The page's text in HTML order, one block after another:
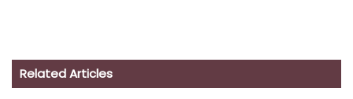
Related Articles